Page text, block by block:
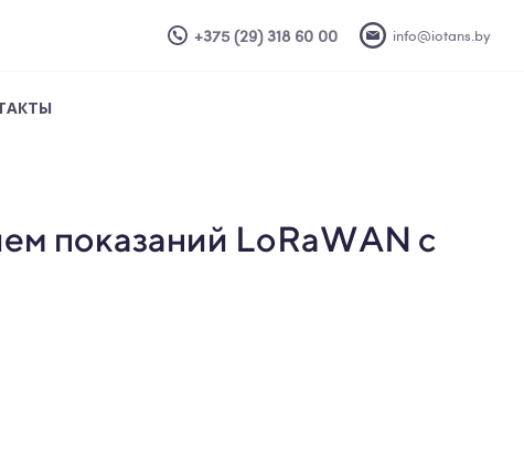
+375 (29) 318 60 00 info@iotans.by
показаний LoRaWAN с